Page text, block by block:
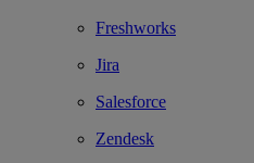
Freshworks
Jira
Salesforce
Zendesk